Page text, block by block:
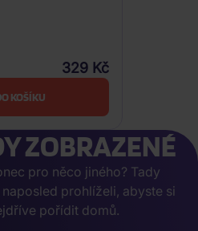
329 Kč
KOŠÍKU
ZOBRAZENÉ
pro něco jiného? Tady
prohlíželi, abyste si
pořídit domů.